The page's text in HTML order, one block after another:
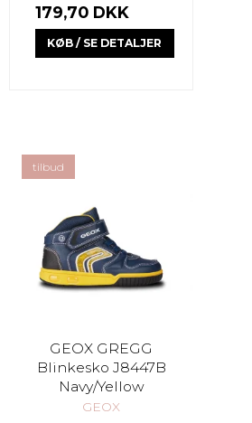
179,70 DKK
KØB / SE DETALJER
tilbud
GEOX GREGG
Blinkesko J8447B
Navy/Yellow
GEOX